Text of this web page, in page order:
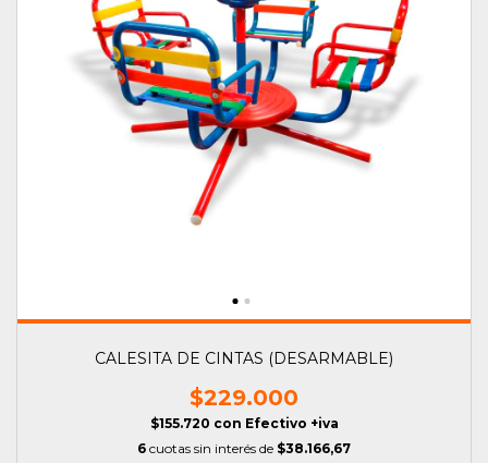
CALESITA DE CINTAS (DESARMABLE)
$229.000
$155.720 con Efectivo +iva
6 cuotas sin interés de $38.166,67